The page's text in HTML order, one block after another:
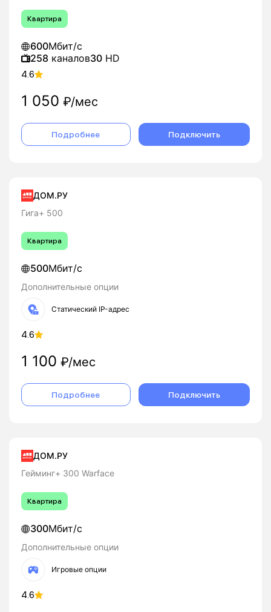
Квартира
600Мбит/с
258 каналов30 HD
4.6
1 050 ₽/мес
Подробнее Подключить
ДОМ.РУ
Гига+ 500
Квартира
500Мбит/с
Дополнительные опции
Статический IP-адрес
4.6
1 100 ₽/мес
Подробнее Подключить
ДОМ.РУ
Гейминг+ 300 Warface
Квартира
300Мбит/с
Дополнительные опции
Игровые опции
4.6